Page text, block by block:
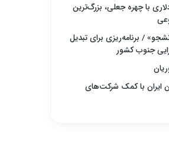
میلیون دلاری با چهره جعلی، بزرگ‌ترین
/ برنامه‌ریزی برای تبدیل
جنوب کشور
ایران با کمک شرکت‌های